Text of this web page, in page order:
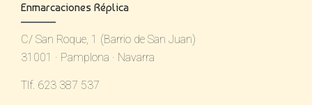
Enmarcaciones Réplica
C/ San Roque, 1 (Barrio de San Juan)
31001 · Pamplona · Navarra
Tlf. 623 387 537